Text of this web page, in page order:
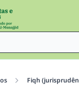
Fiqh